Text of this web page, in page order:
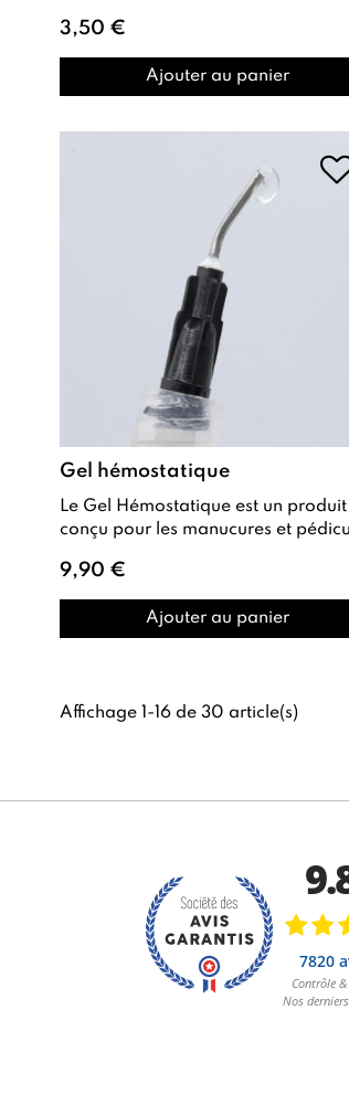
referm...
3,50 €
Ajouter au panier
Gel hémostatique
Le Gel Hémostatique est un produit
conçu pour les manucures et pédicures
les...
9,90 €
Ajouter au panier
Affichage 1-16 de 30 article(s)